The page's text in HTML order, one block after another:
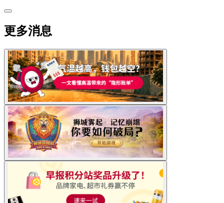
更多消息